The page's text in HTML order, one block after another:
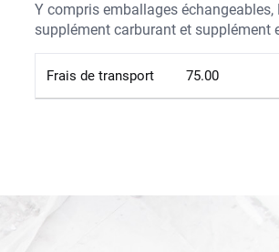
Y compris emballages échangeables,
supplément carburant et supplément
Frais de transport 75.00